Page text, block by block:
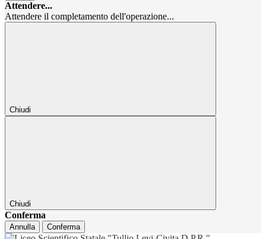
Attendere...
Attendere il completamento dell'operazione...
Chiudi
Chiudi
Conferma
Annulla Conferma